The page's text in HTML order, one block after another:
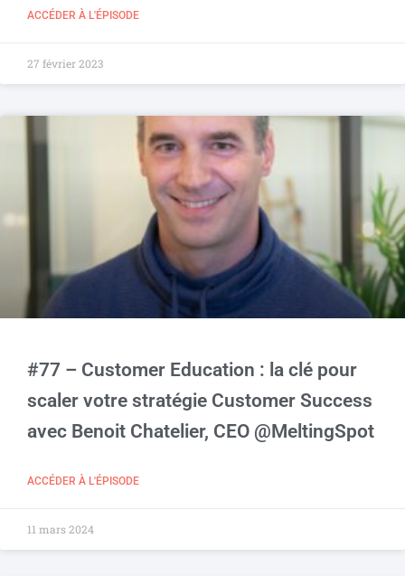
ACCÉDER À L'ÉPISODE
27 février 2023
#77 – Customer Education : la clé pour
scaler votre stratégie Customer Success
avec Benoit Chatelier, CEO @MeltingSpot
ACCÉDER À L'ÉPISODE
11 mars 2024